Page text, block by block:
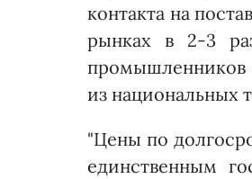
контакта на
рынках в 2-3
промышленников
из национальных
"Цены по
единственным